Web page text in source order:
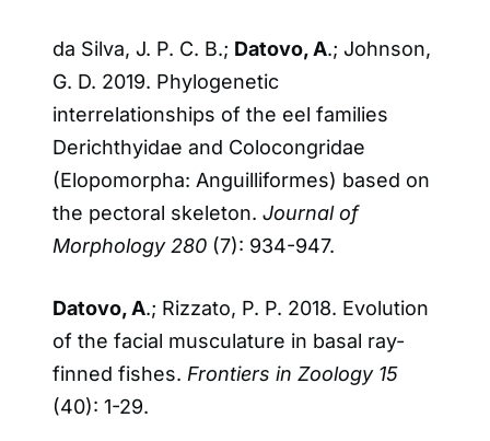
da Silva, J. P. C. B.; Datovo, A.; Johnson,
G. D. 2019. Phylogenetic
interrelationships of the eel families
Derichthyidae and Colocongridae
(Elopomorpha: Anguilliformes) based on
the pectoral skeleton. Journal of
Morphology 280 (7): 934-947.
Datovo, A.; Rizzato, P. P. 2018. Evolution
of the facial musculature in basal ray-
finned fishes. Frontiers in Zoology 15
(40): 1-29.